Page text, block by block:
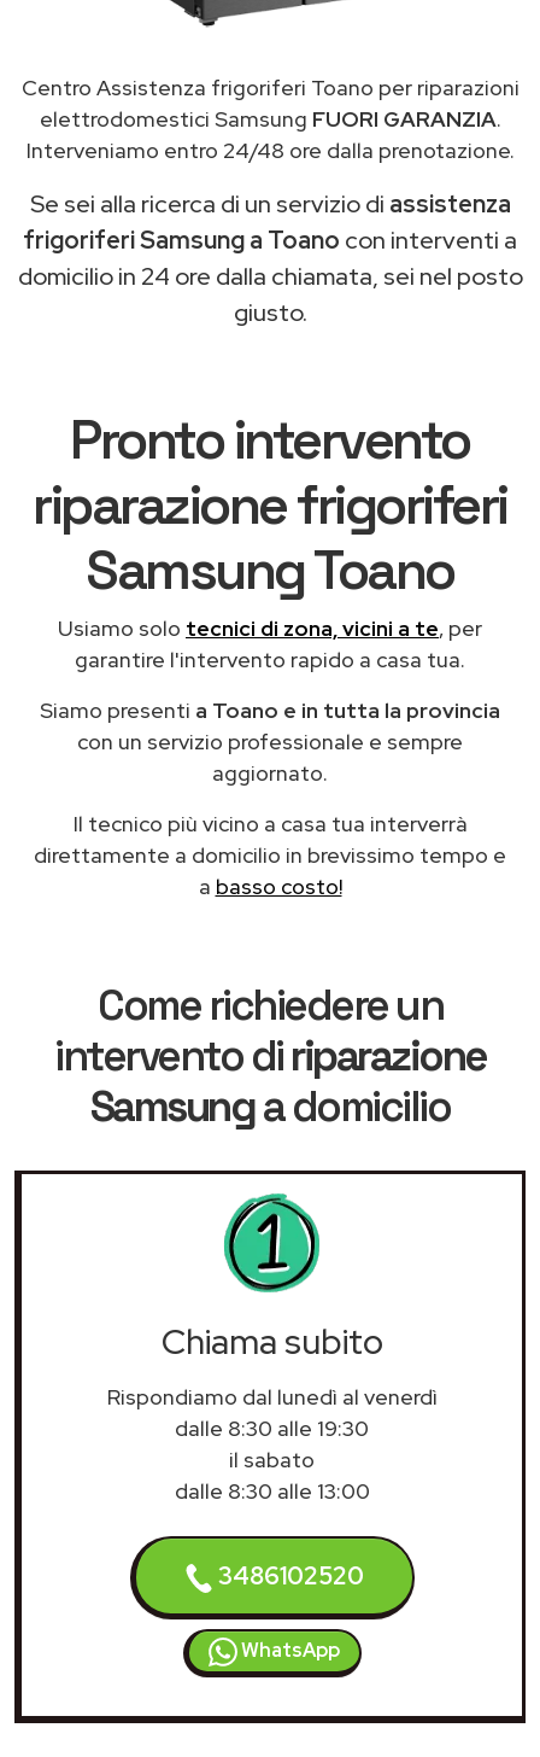
Centro Assistenza frigoriferi Toano per riparazioni
elettrodomestici Samsung FUORI GARANZIA.
Interveniamo entro 24/48 ore dalla prenotazione.
Se sei alla ricerca di un servizio di assistenza
frigoriferi Samsung a Toano con interventi a
domicilio in 24 ore dalla chiamata, sei nel posto
giusto.
Pronto intervento
riparazione frigoriferi
Samsung Toano
Usiamo solo tecnici di zona, vicini a te, per
garantire l'intervento rapido a casa tua.
Siamo presenti a Toano e in tutta la provincia
con un servizio professionale e sempre
aggiornato.
Il tecnico più vicino a casa tua interverrà
direttamente a domicilio in brevissimo tempo e
a basso costo!
Come richiedere un
intervento diriparazione
Samsunga domicilio
Chiama subito
Rispondiamo dal lunedì al venerdì
dalle 8:30 alle 19:30
il sabato
dalle 8:30 alle 13:00
3486102520
WhatsApp